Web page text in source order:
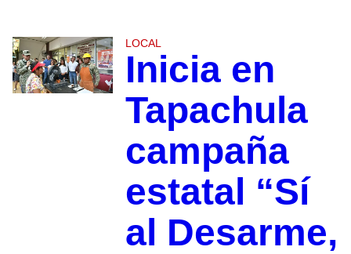
LOCAL
Inicia en
Tapachula
campaña
estatal “Sí
al Desarme,